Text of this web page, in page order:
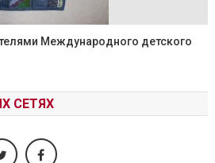
Международного детского
СЕТЯХ